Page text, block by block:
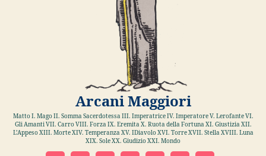
Arcani Maggiori
Matto I. Mago II. Somma Sacerdotessa III. Imperatrice IV. Imperatore V. Lerofante VI.
Gli Amanti VII. Carro VIII. Forza IX. Eremita X. Ruota della Fortuna XI. Giustizia XII.
L’Appeso XIII. Morte XIV. Temperanza XV. IDiavolo XVI. Torre XVII. Stella XVIII. Luna
XIX. Sole XX. Giudizio XXI. Mondo